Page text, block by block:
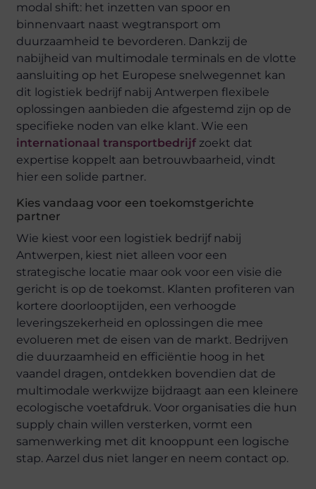
modal shift: het inzetten van spoor en
binnenvaart naast wegtransport om
duurzaamheid te bevorderen. Dankzij de
nabijheid van multimodale terminals en de vlotte
aansluiting op het Europese snelwegennet kan
dit logistiek bedrijf nabij Antwerpen flexibele
oplossingen aanbieden die afgestemd zijn op de
specifieke noden van elke klant. Wie een
internationaal transportbedrijf zoekt dat
expertise koppelt aan betrouwbaarheid, vindt
hier een solide partner.
Kies vandaag voor een toekomstgerichte
partner
Wie kiest voor een logistiek bedrijf nabij
Antwerpen, kiest niet alleen voor een
strategische locatie maar ook voor een visie die
gericht is op de toekomst. Klanten profiteren van
kortere doorlooptijden, een verhoogde
leveringszekerheid en oplossingen die mee
evolueren met de eisen van de markt. Bedrijven
die duurzaamheid en efficiëntie hoog in het
vaandel dragen, ontdekken bovendien dat de
multimodale werkwijze bijdraagt aan een kleinere
ecologische voetafdruk. Voor organisaties die hun
supply chain willen versterken, vormt een
samenwerking met dit knooppunt een logische
stap. Aarzel dus niet langer en neem contact op.